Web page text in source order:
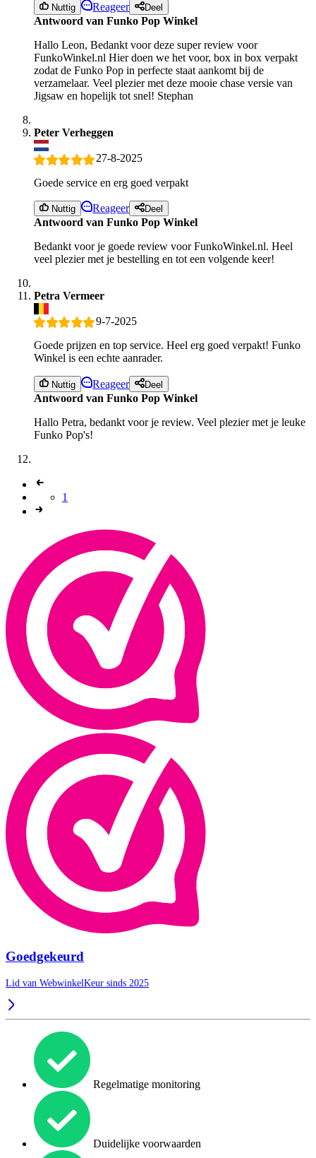
Nuttig Reageer Deel
Antwoord van Funko Pop Winkel
Hallo Leon, Bedankt voor deze super review voor
FunkoWinkel.nl Hier doen we het voor, box in box verpakt
zodat de Funko Pop in perfecte staat aankomt bij de
verzamelaar. Veel plezier met deze mooie chase versie van
Jigsaw en hopelijk tot snel! Stephan
Peter Verheggen
27-8-2025
Goede service en erg goed verpakt
Nuttig Reageer Deel
Antwoord van Funko Pop Winkel
Bedankt voor je goede review voor FunkoWinkel.nl. Heel
veel plezier met je bestelling en tot een volgende keer!
Petra Vermeer
9-7-2025
Goede prijzen en top service. Heel erg goed verpakt! Funko
Winkel is een echte aanrader.
Nuttig Reageer Deel
Antwoord van Funko Pop Winkel
Hallo Petra, bedankt voor je review. Veel plezier met je leuke
Funko Pop's!
1
Goedgekeurd
Lid van WebwinkelKeur sinds 2025
Regelmatige monitoring
Duidelijke voorwaarden